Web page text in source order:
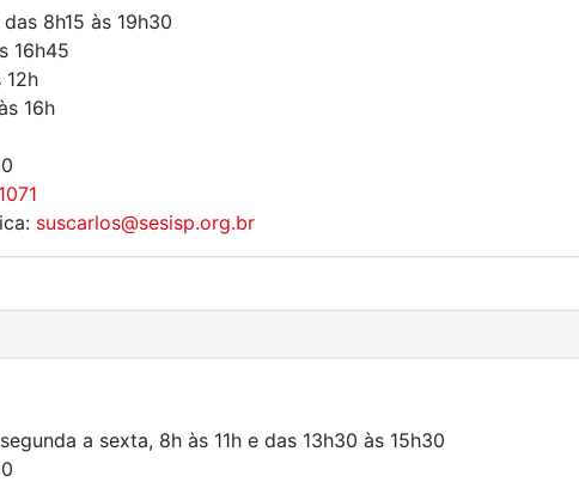
8h15 às 19h30
16h45
12h
16h
suscarlos@sesisp.org.br
segunda a sexta, 8h às 11h e das 13h30 às 15h30